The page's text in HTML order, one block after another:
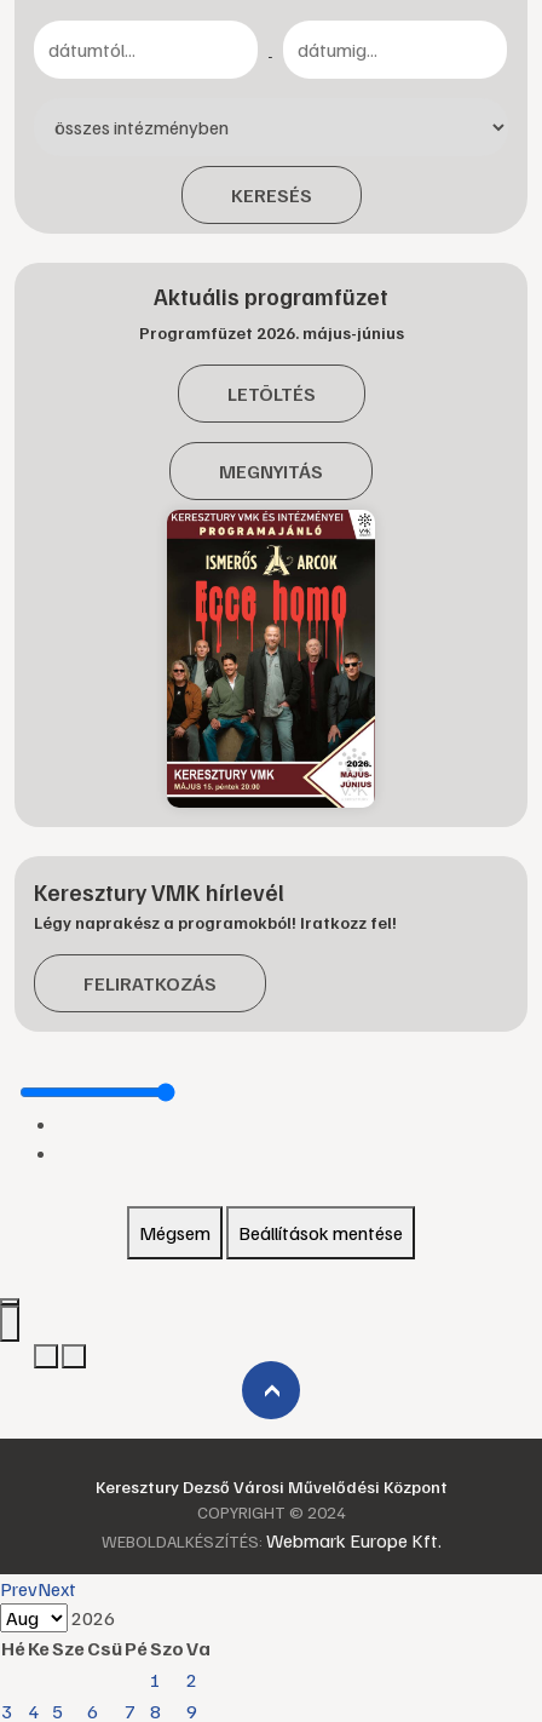
-
KERESÉS
Aktuális programfüzet
Programfüzet 2026. május-június
LETÖLTÉS
MEGNYITÁS
Keresztury VMK hírlevél
Légy naprakész a programokból! Iratkozz fel!
FELIRATKOZÁS
Mégsem Beállítások mentése
›
Keresztury Dezső Városi Művelődési Központ
COPYRIGHT © 2024
WEBOLDALKÉSZÍTÉS: Webmark Europe Kft.
PrevNext
2026
HéKeSzeCsüPéSzoVa
1
2
3
4 5 6 7 8 9